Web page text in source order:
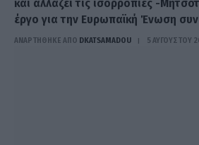
έργο για την Ευρωπαϊκή Ένωση
ΑΝΑΡΤΗΘΗΚΕ ΑΠΟ DKATSAMADOU 5 ΑΥΓΟΎΣΤΟΥ